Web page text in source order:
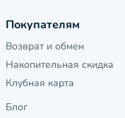
Покупателям
Возврат и обмен
Накопительная скидка
Клубная карта
Блог